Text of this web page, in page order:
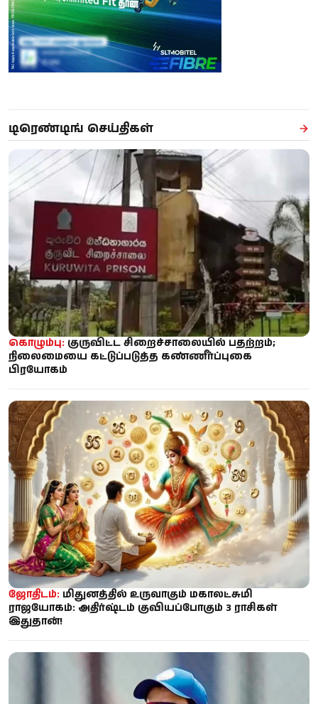
டிரெண்டிங் செய்திகள்
கொழும்பு: குருவிட்ட சிறைச்சாலையில் பதற்றம்;
நிலைமையை கட்டுப்படுத்த கண்ணீர்ப்புகை
பிரயோகம்
ஜோதிடம்: மிதுனத்தில் உருவாகும் மகாலட்சுமி
ராஜயோகம்: அதிர்ஷ்டம் குவியப்போகும் 3 ராசிகள்
இதுதான்!